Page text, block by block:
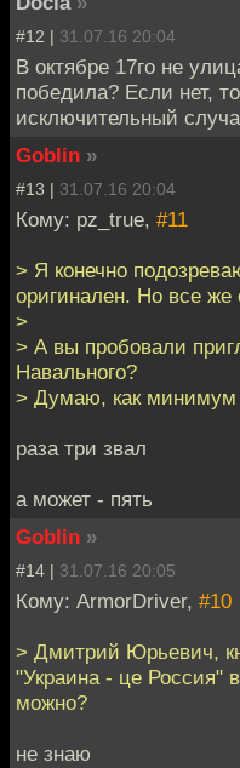
#12 | 31.07.16 20:04
В октябре 17го не
победила? Если нет,
исключительный
Goblin »
#13 | 31.07.16 20:04
Кому: pz_true, #11
> Я конечно
оригинален. Но все же
>
> А вы пробовали
Навального?
> Думаю, как минимум
раза три звал
а может - пять
Goblin »
#14 | 31.07.16 20:05
Кому: ArmorDriver, #10
> Дмитрий Юрьевич,
"Украина - це Россия"
можно?
не знаю